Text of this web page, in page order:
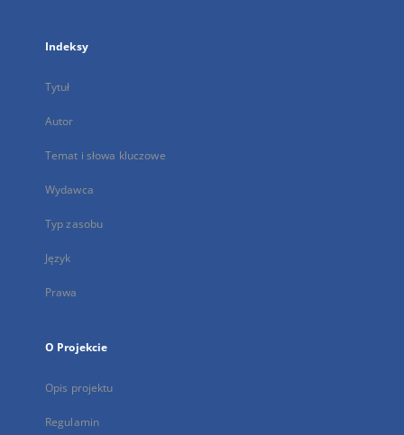
Indeksy
Tytuł
Autor
Temat i słowa kluczowe
Wydawca
Typ zasobu
Język
Prawa
O Projekcie
Opis projektu
Regulamin